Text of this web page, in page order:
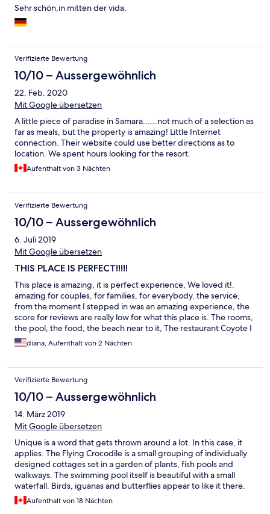
Sehr schön,in mitten der vida.
Verifizierte Bewertung
10/10 – Aussergewöhnlich
22. Feb. 2020
Mit Google übersetzen
A little piece of paradise in Samara......not much of a selection as
far as meals, but the property is amazing! Little Internet
connection. Their website could use better directions as to
location. We spent hours looking for the resort.
Aufenthalt von 3 Nächten
Verifizierte Bewertung
10/10 – Aussergewöhnlich
6. Juli 2019
Mit Google übersetzen
THIS PLACE IS PERFECT!!!!!
This place is amazing, it is perfect experience, We loved it!.
amazing for couples, for families, for everybody. the service,
from the moment I stepped in was an amazing experience, the
score for reviews are really low for what this place is. The rooms,
the pool, the food, the beach near to it, The restaurant Coyote I
think is the name... EXCELLENT
diana, Aufenthalt von 2 Nächten
Verifizierte Bewertung
10/10 – Aussergewöhnlich
14. März 2019
Mit Google übersetzen
Unique is a word that gets thrown around a lot. In this case, it
applies. The Flying Crocodile is a small grouping of individually
designed cottages set in a garden of plants, fish pools and
walkways. The swimming pool itself is beautiful with a small
waterfall. Birds, iguanas and butterflies appear to like it there.
Howler monkeys may wake you early, but you won’t mind. The
breakfast, included, is excellent. Cereal, fresh fruit, yogurt, and
Aufenthalt von 18 Nächten